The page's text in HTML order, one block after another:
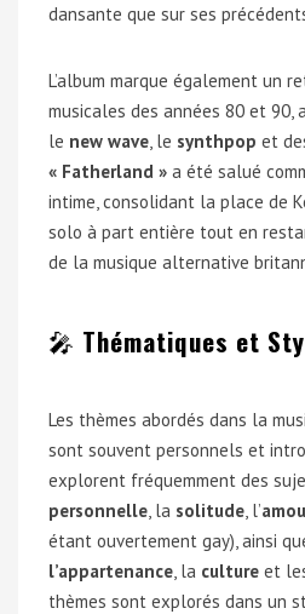
dansante que sur ses
L’album marque également un
musicales des années 80 et 90,
le new wave, le synthpop et
« Fatherland » a été salué
intime, consolidant la place de
solo à part entière tout en
de la musique alternative
🎤 Thématiques et
Les thèmes abordés dans la
sont souvent personnels et
explorent fréquemment des
personnelle, la solitude, l’
étant ouvertement gay), ainsi
l’appartenance, la culture et
thèmes sont explorés dans un